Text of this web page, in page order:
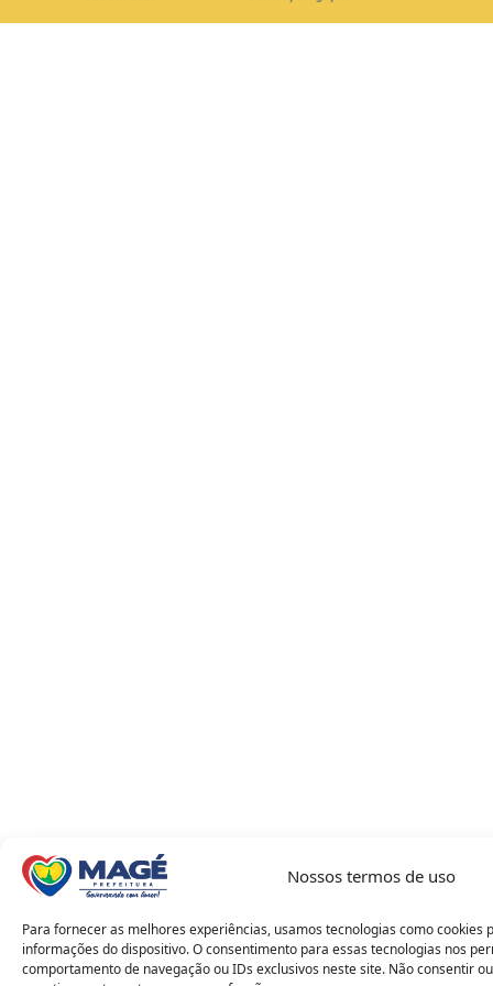
Nossos termos de uso
Para fornecer as melhores experiências, usamos tecnologias como cookies
informações do dispositivo. O consentimento para essas tecnologias nos
comportamento de navegação ou IDs exclusivos neste site. Não consentir